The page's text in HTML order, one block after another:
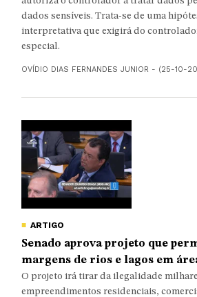
dados sensíveis. Trata-se de uma
interpretativa que exigirá do
especial.
OVÍDIO DIAS FERNANDES JUNIOR - (25-10-
ARTIGO
Senado aprova projeto que
margens de rios e lagos em
O projeto irá tirar da ilegalidade
empreendimentos residenciais,